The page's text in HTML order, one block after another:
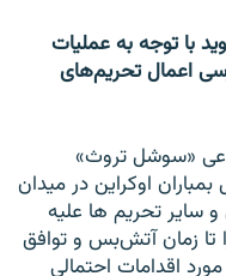
با توجه به عملیات
اعمال تحریم‌های
«سوشل تروث»
اوکراین در میدان
سایر تحریم ها علیه
تا زمان آتش‌بس و توافق
اقدامات احتمالی